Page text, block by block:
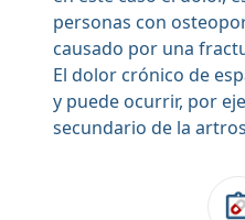
personas con
causado por una
El dolor crónico de
y puede ocurrir, por
secundario de la